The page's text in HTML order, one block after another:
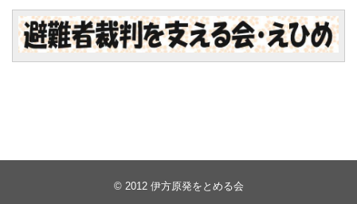
© 2012 伊方原発をとめる会